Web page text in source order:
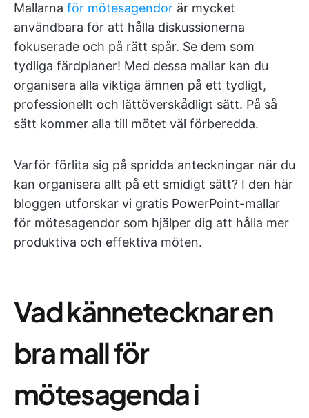
Mallarna för mötesagendor är mycket
användbara för att hålla diskussionerna
fokuserade och på rätt spår. Se dem som
tydliga färdplaner! Med dessa mallar kan du
organisera alla viktiga ämnen på ett tydligt,
professionellt och lättöverskådligt sätt. På så
sätt kommer alla till mötet väl förberedda.
Varför förlita sig på spridda anteckningar när du
kan organisera allt på ett smidigt sätt? I den här
bloggen utforskar vi gratis PowerPoint-mallar
för mötesagendor som hjälper dig att hålla mer
produktiva och effektiva möten.
Vad kännetecknar en
bra mall för
mötesagenda i